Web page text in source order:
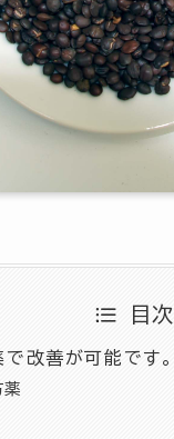
目次
改善が可能です。
薬